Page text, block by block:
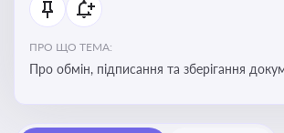
ПРО ЩО ТЕМА:
Про обмін, підписання та зберігання